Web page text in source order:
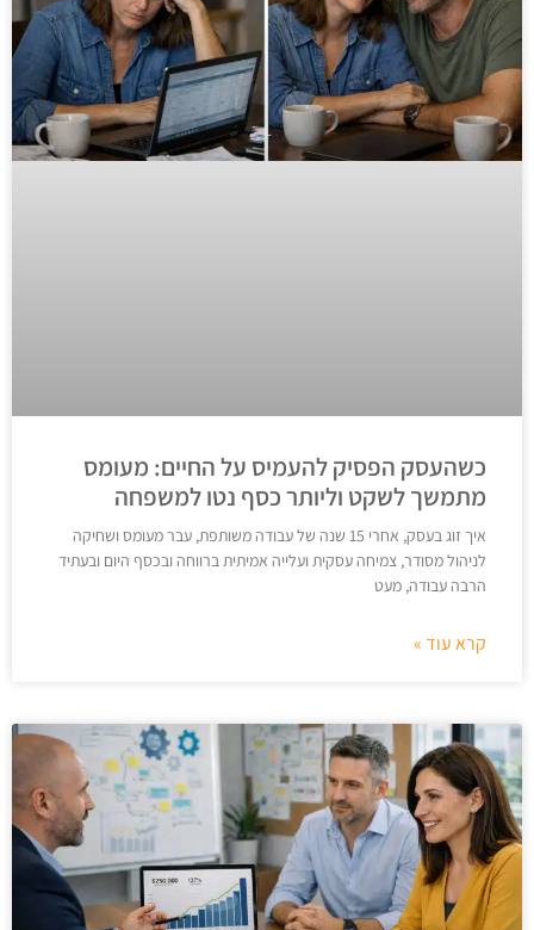
כשהעסק הפסיק להעמיס על החיים: מעומס
מתמשך לשקט וליותר כסף נטו למשפחה
איך זוג בעסק, אחרי 15 שנה של עבודה משותפת, עבר מעומס ושחיקה
לניהול מסודר, צמיחה עסקית ועלייה אמיתית ברווחה ובכסף היום ובעתיד
הרבה עבודה, מעט
קרא עוד »